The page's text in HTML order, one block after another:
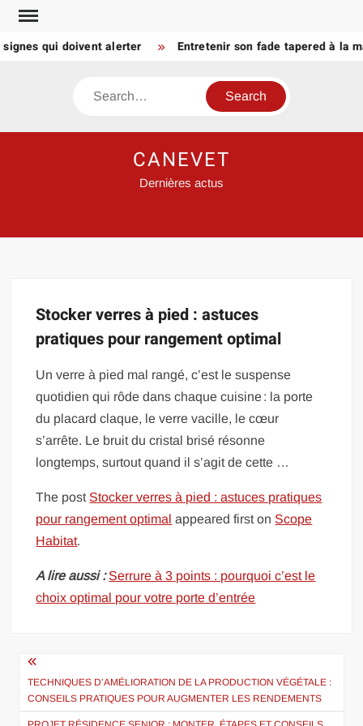
Skip
content qui doivent alerter Entretenir son fade tapered à la
Search
CANEVET
Dernières actus
Stocker verres à pied : astuces
pratiques pour rangement optimal
Un verre à pied mal rangé, c’est le suspense
quotidien qui rôde dans chaque cuisine : la porte
du placard claque, le verre vacille, le cœur
s’arrête. Le bruit du cristal brisé résonne
longtemps, surtout quand il s’agit de cette …
The post Stocker verres à pied : astuces pratiques
pour rangement optimal appeared first on Scope
Habitat.
A lire aussi : Serrure à 3 points : pourquoi c’est le
choix optimal pour votre porte d’entrée
Navigation
de
l’article
TECHNIQUES D’AMÉLIORATION DE LA PRODUCTION VÉGÉTALE :
CONSEILS PRATIQUES POUR AUGMENTER LES RENDEMENTS